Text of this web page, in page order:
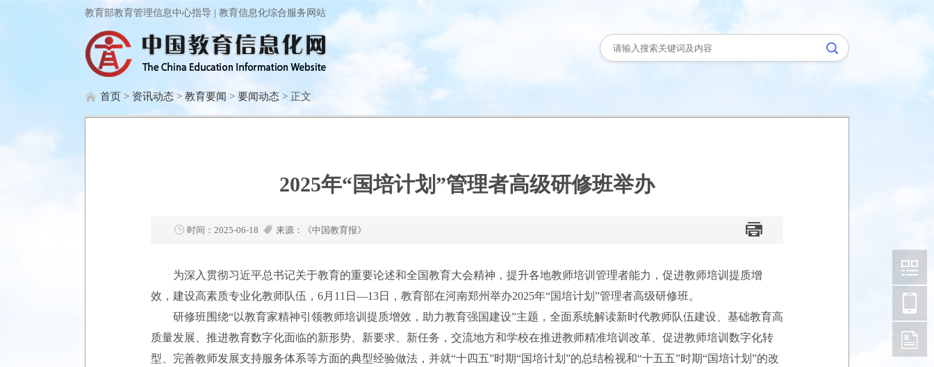
教育部教育管理信息中心指导 | 教育信息化综合服务网站
首页 > 资讯动态 > 教育要闻 > 要闻动态 > 正文
2025年“国培计划”管理者高级研修班举办
时间：2025-06-18 来源：《中国教育报》
为深入贯彻习近平总书记关于教育的重要论述和全国教育大会精神，提升各地教师培训管理者能力，促进教师培训提质增
效，建设高素质专业化教师队伍，6月11日—13日，教育部在河南郑州举办2025年“国培计划”管理者高级研修班。
研修班围绕“以教育家精神引领教师培训提质增效，助力教育强国建设”主题，全面系统解读新时代教师队伍建设、基础教育高
质量发展、推进教育数字化面临的新形势、新要求、新任务，交流地方和学校在推进教师精准培训改革、促进教师培训数字化转
型、完善教师发展支持服务体系等方面的典型经验做法，并就“十四五”时期“国培计划”的总结检视和“十五五”时期“国培计划”的改